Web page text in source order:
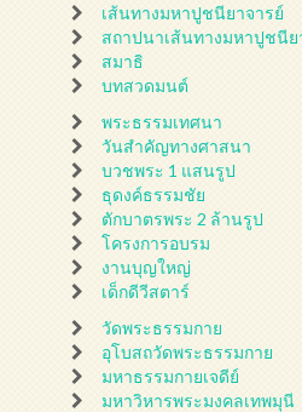
เส้นทางมหาปูชนียาจารย์
สถาปนาเส้นทางมหาปูชนีย
สมาธิ
บทสวดมนต์
พระธรรมเทศนา
วันสำคัญทางศาสนา
บวชพระ 1 แสนรูป
ธุดงค์ธรรมชัย
ตักบาตรพระ 2 ล้านรูป
โครงการอบรม
งานบุญใหญ่
เด็กดีวีสตาร์
วัดพระธรรมกาย
อุโบสถวัดพระธรรมกาย
มหาธรรมกายเจดีย์
มหาวิหารพระมงคลเทพมุนี